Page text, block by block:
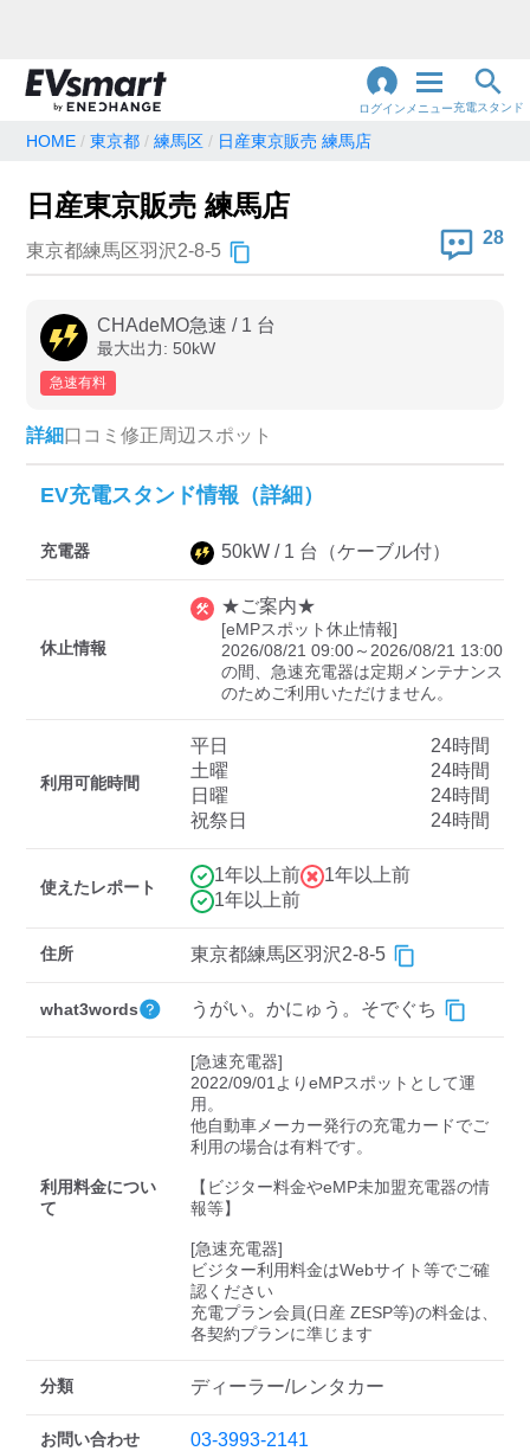
ログイン メニュー充電スタンド
地名・観光スポット・住所で検索
充電器の種類
急速充電器のみ表示
高速道路上のみ表示
認証システム
三菱ディーラーを表示
日産ディーラーを表示
トヨタディーラーを表
充電器の出力
中速-20kW-以上 急速-44kW-以上
検索する
HOME 東京都 練馬区 日産東京販売 練馬店
日産東京販売 練馬店
東京都練馬区羽沢2-8-5
28
CHAdeMO急速 / 1 台
最大出力: 50kW
急速有料
詳細口コミ 修正周辺スポット
EV充電スタンド情報（詳細）
充電器 50kW / 1 台 （ケーブル付）
休止情報
★ご案内★
[eMPスポット休止情報]
2026/08/21 09:00～2026/08/21 13:00
の間、急速充電器は定期メンテナンス
のためご利用いただけません。
利用可能時間
平日
24時間
土曜
24時間
日曜
24時間
祝祭日
24時間
使えたレポート
1年以上前
1年以上前
1年以上前
住所 東京都練馬区羽沢2-8-5
what3words うがい。かにゅう。そでぐち
利用料金につい
て
[急速充電器]
2022/09/01よりeMPスポットとして運
用。
他自動車メーカー発行の充電カードでご
利用の場合は有料です。
【ビジター料金やeMP未加盟充電器の情
報等】
[急速充電器]
ビジター利用料金はWebサイト等でご確
認ください
充電プラン会員(日産 ZESP等)の料金は、
各契約プランに準じます
分類 ディーラー/レンタカー
お問い合わせ 03-3993-2141